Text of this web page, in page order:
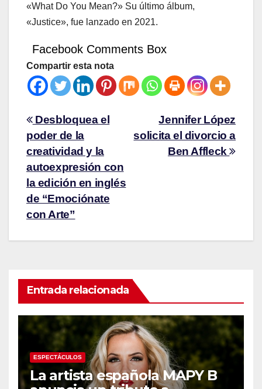
«What Do You Mean?» Su último álbum,
«Justice», fue lanzado en 2021.
Facebook Comments Box
Compartir esta nota
Jennifer López
solicita el divorcio a
Ben Affleck
Desbloquea el
poder de la
creatividad y la
autoexpresión con
la edición en inglés
de “Emociónate
con Arte”
Entrada relacionada
ESPECTÁCULOS
La artista española MAPY B